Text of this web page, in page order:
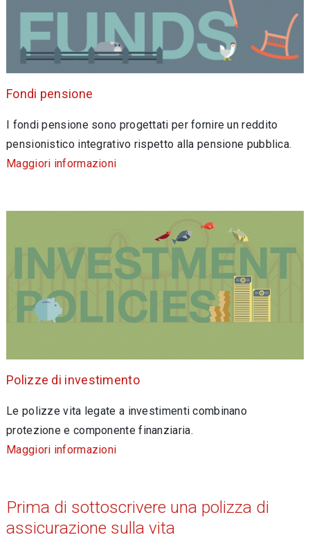
Fondi pensione
I fondi pensione sono progettati per fornire un reddito
pensionistico integrativo rispetto alla pensione pubblica.
Maggiori informazioni
Polizze di investimento
Le polizze vita legate a investimenti combinano
protezione e componente finanziaria.
Maggiori informazioni
Prima di sottoscrivere una polizza di
assicurazione sulla vita